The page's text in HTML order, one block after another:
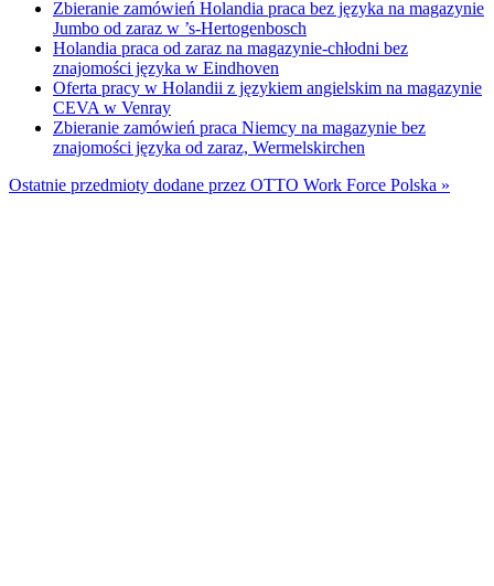
Zbieranie zamówień Holandia praca bez języka na magazynie
Jumbo od zaraz w ’s-Hertogenbosch
Holandia praca od zaraz na magazynie-chłodni bez
znajomości języka w Eindhoven
Oferta pracy w Holandii z językiem angielskim na magazynie
CEVA w Venray
Zbieranie zamówień praca Niemcy na magazynie bez
znajomości języka od zaraz, Wermelskirchen
Ostatnie przedmioty dodane przez OTTO Work Force Polska »